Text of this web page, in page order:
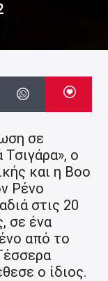
σε
Τσιγάρα», ο
και η Boo
Ρένο
στις 20
σε ένα
από το
ο ίδιος.